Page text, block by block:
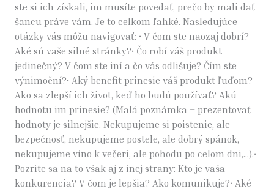
ste si ich získali, im musíte povedať, prečo by mali dať
šancu práve vám. Je to celkom ľahké. Nasledujúce
otázky vás môžu navigovať: • V čom ste naozaj dobrí?
Aké sú vaše silné stránky?• Čo robí váš produkt
jedinečný? V čom ste iní a čo vás odlišuje? Čím ste
výnimoční?• Aký benefit prinesie váš produkt ľuďom?
Ako sa zlepší ich život, keď ho budú používať? Akú
hodnotu im prinesie? (Malá poznámka – prezentovať
hodnoty je silnejšie. Nekupujeme si poistenie, ale
bezpečnosť, nekupujeme postele, ale dobrý spánok,
nekupujeme víno k večeri, ale pohodu po celom dni,…).•
Pozrite sa na to však aj z inej strany: Kto je vaša
konkurencia? V čom je lepšia? Ako komunikuje?• Aké